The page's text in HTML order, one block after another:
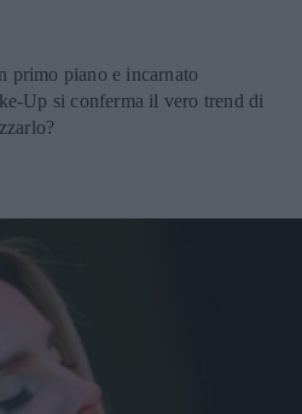
primo piano e incarnato
Up si conferma il vero trend di